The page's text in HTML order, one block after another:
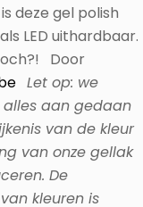
Door
Let op: we
aan gedaan
van de kleur
van onze gellak
De
kleuren is
door
en kan vari?ren